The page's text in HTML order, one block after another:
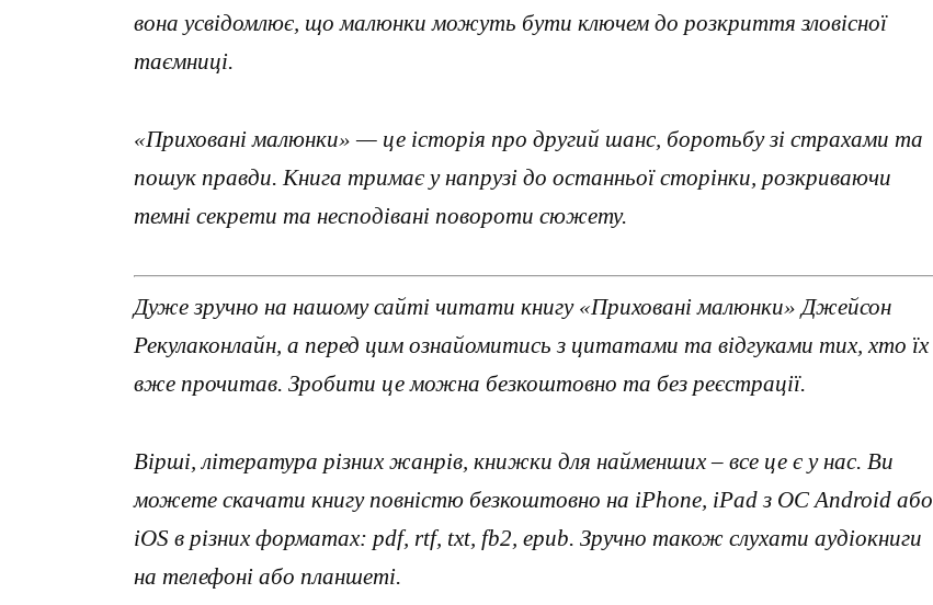
вона усвідомлює, що малюнки можуть бути ключем до розкриття зловісної
таємниці.
«Приховані малюнки» — це історія про другий шанс, боротьбу зі страхами та
пошук правди. Книга тримає у напрузі до останньої сторінки, розкриваючи
темні секрети та несподівані повороти сюжету.
Дуже зручно на нашому сайті читати книгу «Приховані малюнки» Джейсон
Рекулаконлайн, а перед цим ознайомитись з цитатами та відгуками тих, хто їх
вже прочитав. Зробити це можна безкоштовно та без реєстрації.
Вірші, література різних жанрів, книжки для найменших – все це є у нас. Ви
можете скачати книгу повністю безкоштовно на iPhone, iPad з ОС Android або
iOS в різних форматах: pdf, rtf, txt, fb2, epub. Зручно також слухати аудіокниги
на телефоні або планшеті.